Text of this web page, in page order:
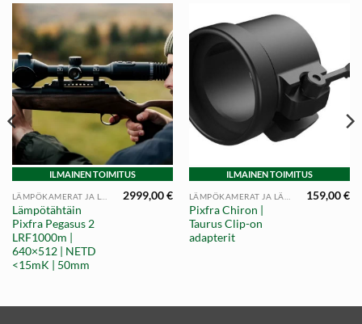
ILMAINEN TOIMITUS
Lämpötähtäin
Pixfra Pegasus 2
LRF1000m |
640×512 | NETD
<15mK | 50mm
2999,00€
ILMAINEN TOIMITUS
Pixfra Chiron |
Taurus Clip-on
adapterit
159,00€